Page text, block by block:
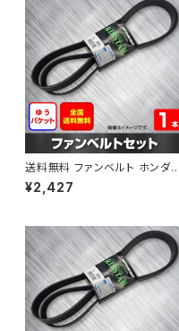
送料無料 ファンベルト ホンダ
ゼスト 型式JE1 H18.03～H24.
11 （国内トップメーカー） 1本 H
¥2,427